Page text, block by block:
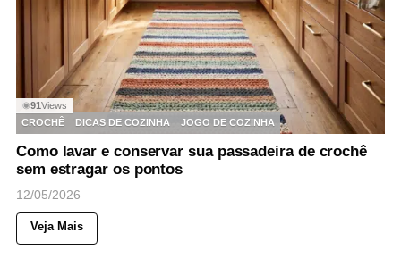
◉91Views
CROCHÊ
DICAS DE COZINHA JOGO DE COZINHA
Como lavar e conservar sua passadeira de crochê
sem estragar os pontos
12/05/2026
Veja Mais